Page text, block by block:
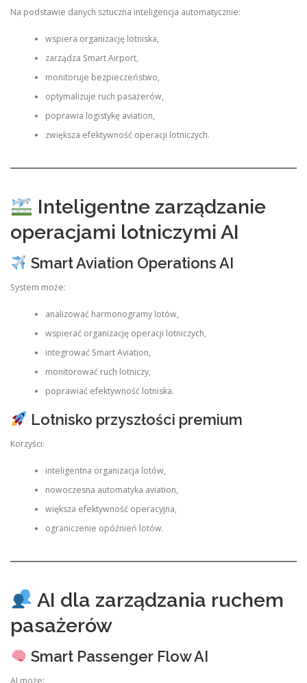
Na podstawie danych sztuczna inteligencja automatycznie:
wspiera organizację lotniska,
zarządza Smart Airport,
monitoruje bezpieczeństwo,
optymalizuje ruch pasażerów,
poprawia logistykę aviation,
zwiększa efektywność operacji lotniczych.
Inteligentne zarządzanie
operacjami lotniczymi AI
Smart Aviation Operations AI
System może:
analizować harmonogramy lotów,
wspierać organizację operacji lotniczych,
integrować Smart Aviation,
monitorować ruch lotniczy,
poprawiać efektywność lotniska.
Lotnisko przyszłości premium
Korzyści:
inteligentna organizacja lotów,
nowoczesna automatyka aviation,
większa efektywność operacyjna,
ograniczenie opóźnień lotów.
AI dla zarządzania ruchem
pasażerów
Smart Passenger Flow AI